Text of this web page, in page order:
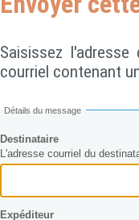
Saisissez
courriel contenant
Détails du message
Destinataire
L'adresse courriel du
Expéditeur